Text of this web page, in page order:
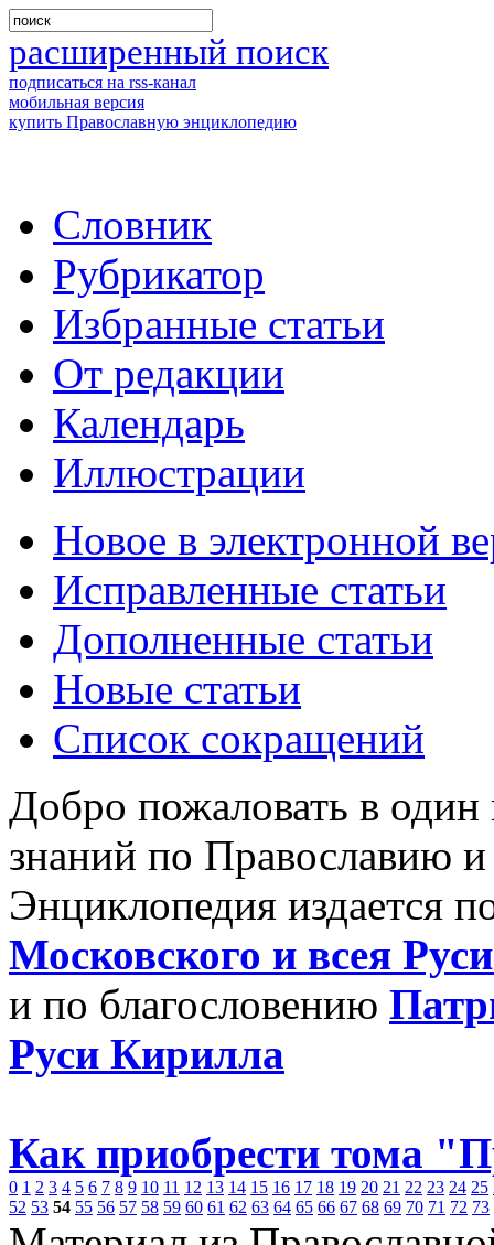
расширенный поиск
подписаться на rss-канал
мобильная версия
купить Православную энциклопедию
Словник
Рубрикатор
Избранные статьи
От редакции
Календарь
Иллюстрации
Новое в электронной
Исправленные статьи
Дополненные статьи
Новые статьи
Список сокращений
Добро пожаловать в
знаний по Православию
Энциклопедия издается
Московского и всея
и по благословению
Руси Кирилла
Как приобрести тома
0 1 2 3 4 5 6 7 8 9 10 11 12 13 14 15 16 17 18 19 20 21 22 23 24 25
52 53 54 55 56 57 58 59 60 61 62 63 64 65 66 67 68 69 70 71 72 73